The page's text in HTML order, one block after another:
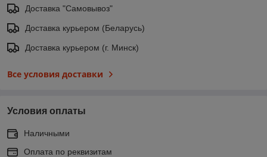
Доставка "Самовывоз"
Доставка курьером (Беларусь)
Доставка курьером (г. Минск)
Все условия доставки
Условия оплаты
Наличными
Оплата по реквизитам